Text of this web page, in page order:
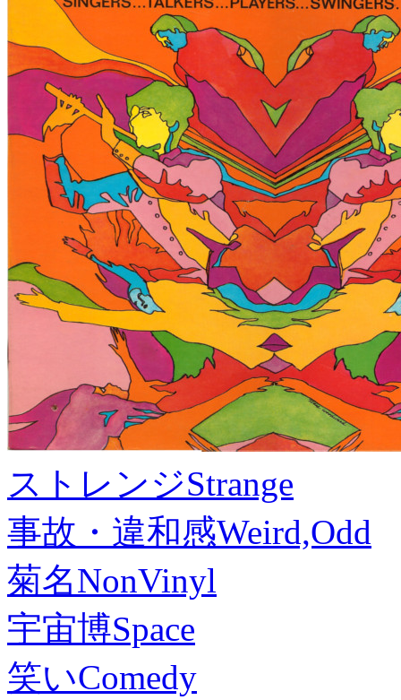
ストレンジStrange
事故・違和感Weird,Odd
菊名NonVinyl
宇宙博Space
笑いComedy